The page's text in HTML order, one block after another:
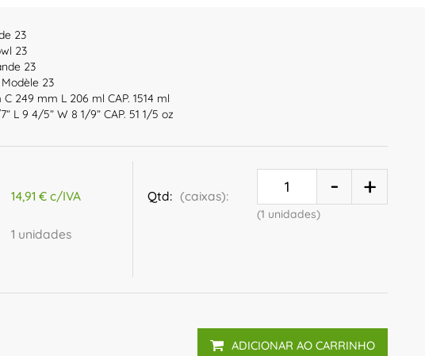
23
23
23
23
C 249 mm L 206 ml CAP. 1514 ml
L 9 4/5” W 8 1/9” CAP. 51 1/5 oz
14,91 € c/IVA
1 unidades
Qtd: (caixas):
(1 unidades)
ADICIONAR AO CARRINHO